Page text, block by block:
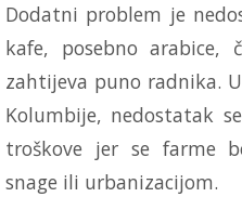
Dodatni problem je
kafe, posebno arabice,
zahtijeva puno radnika.
Kolumbije, nedostatak
troškove jer se farme
snage ili urbanizacijom.